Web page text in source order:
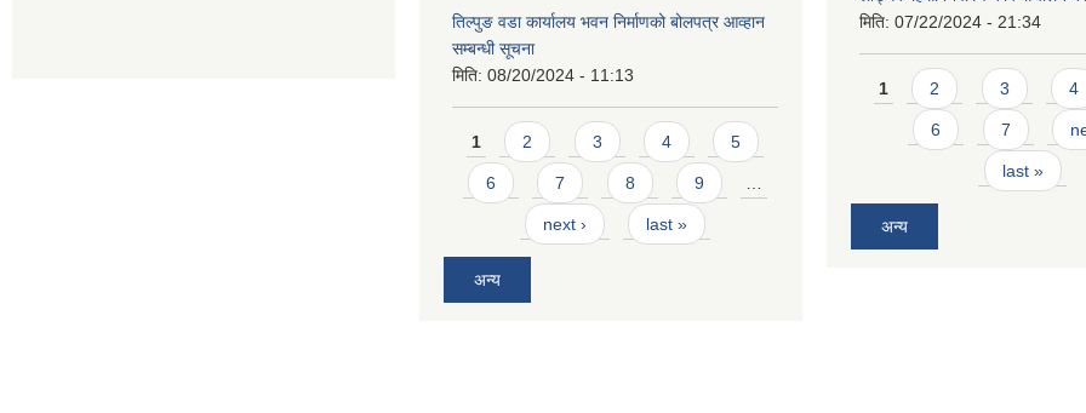
तिल्पुङ वडा कार्यालय भवन निर्माणको बोलपत्र आव्हान
सम्बन्धी सूचना
मिति: 08/20/2024 - 11:13
Pages
1 2 3 4 5
6 7 8 9
next › last »
अन्य
मिति: 07/22/2024 - 21:34
Pages
1 2 3 4
6 7
last »
अन्य